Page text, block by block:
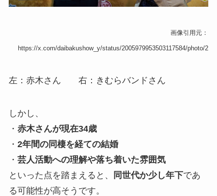
画像引用元：
https://x.com/daibakushow_y/status/2005979953503117584/photo/2
左：赤木さん 右：きむらバンドさん
しかし、
・ 赤木さんが現在34歳
・ 2年間の同棲を経ての結婚
・ 芸人活動への理解や落ち着いた雰囲気
といった点を踏まえると、
同世代か少し年下であ
る可能性が高そうです。